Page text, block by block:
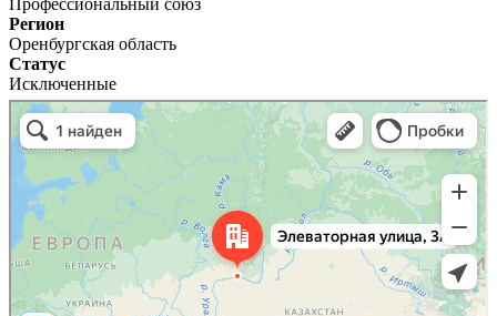
Регион
Оренбургская область
Статус
Исключенные